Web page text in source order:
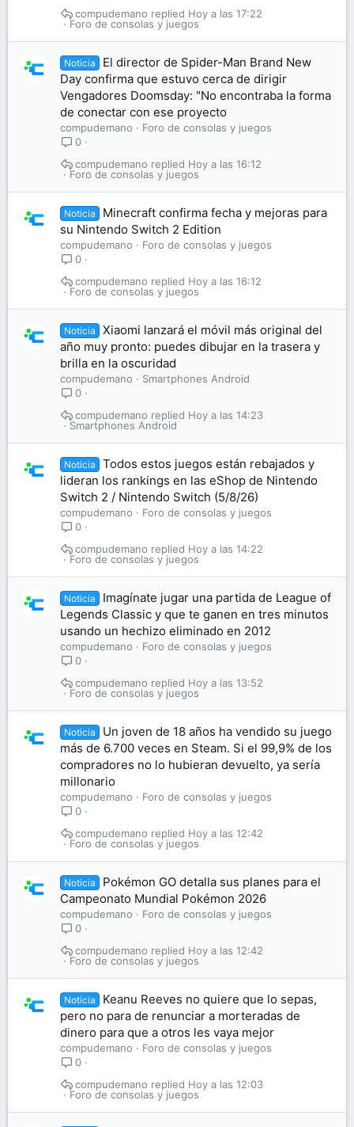
Foro de consolas y juegos
Hoy a las 17:22
compudemano
Noticia
El director de Spider-Man Brand New
Day confirma que estuvo cerca de dirigir
Vengadores Doomsday: "No encontraba la forma
de conectar con ese proyecto
compudemano
Foro de consolas y juegos
0
Foro de consolas y juegos
Hoy a las 16:12
compudemano
Noticia
Minecraft confirma fecha y mejoras para
su Nintendo Switch 2 Edition
compudemano
Foro de consolas y juegos
0
Foro de consolas y juegos
Hoy a las 16:12
compudemano
Noticia
Xiaomi lanzará el móvil más original del
año muy pronto: puedes dibujar en la trasera y
brilla en la oscuridad
compudemano
Smartphones Android
0
Smartphones Android
Hoy a las 14:23
compudemano
Noticia
Todos estos juegos están rebajados y
lideran los rankings en las eShop de Nintendo
Switch 2 / Nintendo Switch (5/8/26)
compudemano
Foro de consolas y juegos
0
Foro de consolas y juegos
Hoy a las 14:22
compudemano
Noticia
Imagínate jugar una partida de League of
Legends Classic y que te ganen en tres minutos
usando un hechizo eliminado en 2012
compudemano
Foro de consolas y juegos
0
Foro de consolas y juegos
Hoy a las 13:52
compudemano
Noticia
Un joven de 18 años ha vendido su juego
más de 6.700 veces en Steam. Si el 99,9% de los
compradores no lo hubieran devuelto, ya sería
millonario
compudemano
Foro de consolas y juegos
0
Foro de consolas y juegos
Hoy a las 12:42
compudemano
Noticia
Pokémon GO detalla sus planes para el
Campeonato Mundial Pokémon 2026
compudemano
Foro de consolas y juegos
0
Foro de consolas y juegos
Hoy a las 12:42
compudemano
Noticia
Keanu Reeves no quiere que lo sepas,
pero no para de renunciar a morteradas de
dinero para que a otros les vaya mejor
compudemano
Foro de consolas y juegos
0
Foro de consolas y juegos
Hoy a las 12:03
compudemano